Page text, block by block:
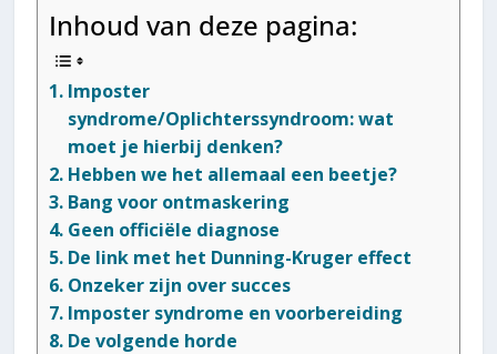
Inhoud van deze pagina:
Imposter
syndrome/Oplichterssyndroom: wat
moet je hierbij denken?
Hebben we het allemaal een beetje?
Bang voor ontmaskering
Geen officiële diagnose
De link met het Dunning-Kruger effect
Onzeker zijn over succes
Imposter syndrome en voorbereiding
De volgende horde